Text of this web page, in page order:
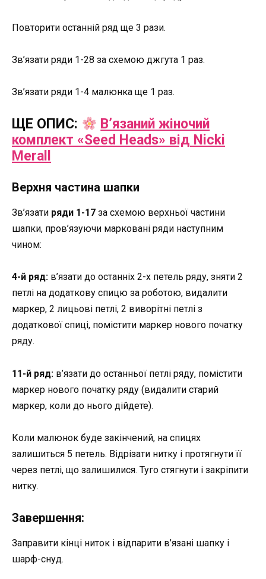
Повторити останній ряд ще 3 рази.
Зв’язати ряди 1-28 за схемою джгута 1 раз.
Зв’язати ряди 1-4 малюнка ще 1 раз.
ЩЕ ОПИС:
В’язаний жіночий
комплект «Seed Heads» від Nicki
Merall
Верхня частина шапки
Зв’язати ряди 1-17 за схемою верхньої частини
шапки, пров’язуючи марковані ряди наступним
чином:
4-й ряд: в’язати до останніх 2-х петель ряду, зняти 2
петлі на додаткову спицю за роботою, видалити
маркер, 2 лицьові петлі, 2 виворітні петлі з
додаткової спиці, помістити маркер нового початку
ряду.
11-й ряд: в’язати до останньої петлі ряду, помістити
маркер нового початку ряду (видалити старий
маркер, коли до нього дійдете).
Коли малюнок буде закінчений, на спицях
залишиться 5 петель. Відрізати нитку і протягнути її
через петлі, що залишилися. Туго стягнути і закріпити
нитку.
Завершення:
Заправити кінці ниток і відпарити в’язані шапку і
шарф-снуд.